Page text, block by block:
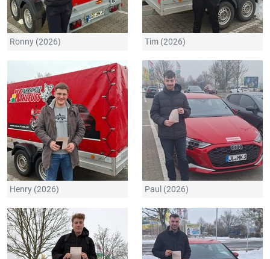
Ronny (2026) Tim (2026)
Henry (2026) Paul (2026)